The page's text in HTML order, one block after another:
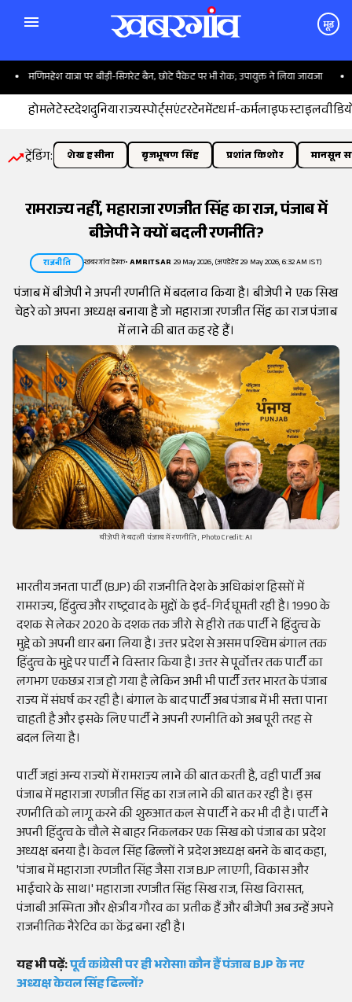
मूड
मणिमहेश यात्रा पर बीड़ी-सिगरेट बैन, छोटे पैकेट पर भी रोक; उपायुक्त ने लिया जायजा
होमलेटेस्टदेशदुनियाराज्यस्पोर्ट्सएंटरटेनमेंटधर्म-कर्मलाइफस्टाइल
ट्रेंडिंग: शेख हसीना बृजभूषण सिंह प्रशांत किशोर मानसून
रामराज्य नहीं, महाराजा रणजीत सिंह का राज, पंजाब में
बीजेपी ने क्यों बदली रणनीति?
राजनीति खबरगांव डेस्क•AMRITSAR 29 May 2026, (अपडेटेड 29 May 2026, 6:32 AM IST)
पंजाब में बीजेपी ने अपनी रणनीति में बदलाव किया है। बीजेपी ने एक सिख
चेहरे को अपना अध्यक्ष बनाया है जो महाराजा रणजीत सिंह का राज पंजाब
में लाने की बात कह रहे हैं।
बीजेपी ने बदली पंजाब में रणनीति, Photo Credit: AI
भारतीय जनता पार्टी (BJP) की राजनीति देश के अधिकांश हिस्सों में
रामराज्य, हिंदुत्व और राष्ट्रवाद के मुद्दों के इर्द-गिर्द घूमती रही है। 1990 के
दशक से लेकर 2020 के दशक तक जीरो से हीरो तक पार्टी ने हिंदुत्व के
मुद्दे को अपनी धार बना लिया है। उत्तर प्रदेश से असम पश्चिम बंगाल तक
हिंदुत्व के मुद्दे पर पार्टी ने विस्तार किया है। उत्तर से पूर्वोत्तर तक पार्टी का
लगभग एकछत्र राज हो गया है लेकिन अभी भी पार्टी उत्तर भारत के पंजाब
राज्य में संघर्ष कर रही है। बंगाल के बाद पार्टी अब पंजाब में भी सत्ता पाना
चाहती है और इसके लिए पार्टी ने अपनी रणनीति को अब पूरी तरह से
बदल लिया है।
पार्टी जहां अन्य राज्यों में रामराज्य लाने की बात करती है, वही पार्टी अब
पंजाब में महाराजा रणजीत सिंह का राज लाने की बात कर रही है। इस
रणनीति को लागू करने की शुरुआत कल से पार्टी ने कर भी दी है। पार्टी ने
अपनी हिंदुत्व के चौले से बाहर निकलकर एक सिख को पंजाब का प्रदेश
अध्यक्ष बनया है। केवल सिंह ढिल्लों ने प्रदेश अध्यक्ष बनने के बाद कहा,
'पंजाब में महाराजा रणजीत सिंह जैसा राज BJP लाएगी, विकास और
भाईचारे के साथ।' महाराजा रणजीत सिंह सिख राज, सिख विरासत,
पंजाबी अस्मिता और क्षेत्रीय गौरव का प्रतीक हैं और बीजेपी अब उन्हें अपने
राजनीतिक नैरेटिव का केंद्र बना रही है।
यह भी पढ़ें:पूर्व कांग्रेसी पर ही भरोसा! कौन हैं पंजाब BJP के नए
अध्यक्ष केवल सिंह ढिल्लों?